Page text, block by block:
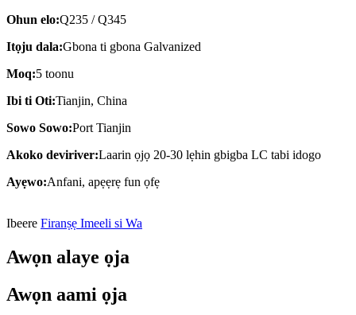
Ohun elo:Q235 / Q345
Itọju dala:Gbona ti gbona Galvanized
Moq:5 toonu
Ibi ti Oti:Tianjin, China
Sowo Sowo:Port Tianjin
Akoko deviriver:Laarin ọjọ 20-30 lẹhin gbigba LC tabi idogo
Ayẹwo:Anfani, apẹẹrẹ fun ọfẹ
Ibeere Firanṣẹ Imeeli si Wa
Awọn alaye ọja
Awọn aami ọja